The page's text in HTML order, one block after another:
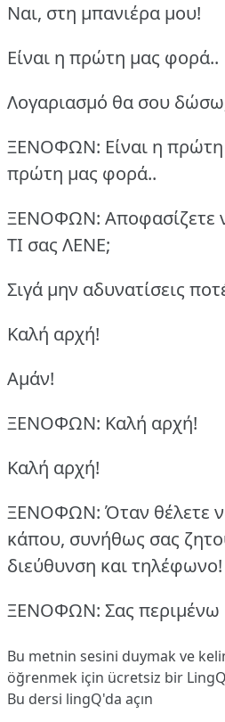
Ναι, στη μπανιέρα μου!
Είναι η πρώτη μας φορά..
Λογαριασμό θα σου
ΞΕΝΟΦΩΝ: Είναι η πρώτη
πρώτη μας φορά..
ΞΕΝΟΦΩΝ: Αποφασίζετε
ΤΙ σας ΛΕΝΕ;
Σιγά μην αδυνατίσεις
Καλή αρχή!
Αμάν!
ΞΕΝΟΦΩΝ: Καλή αρχή!
Καλή αρχή!
ΞΕΝΟΦΩΝ: Όταν θέλετε
κάπου, συνήθως σας
διεύθυνση και τηλέφωνο!
ΞΕΝΟΦΩΝ: Σας περιμένω
Bu metnin sesini duymak ve
öğrenmek için ücretsiz bir
Bu dersi lingQ'da açın